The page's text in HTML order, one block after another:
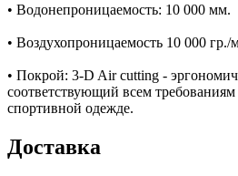
• Водонепроницаемость: 10 000 мм.
• Воздухопроницаемость 10 000 гр./
• Покрой: 3-D Air cutting -
соответствующий всем
спортивной одежде.
Доставка